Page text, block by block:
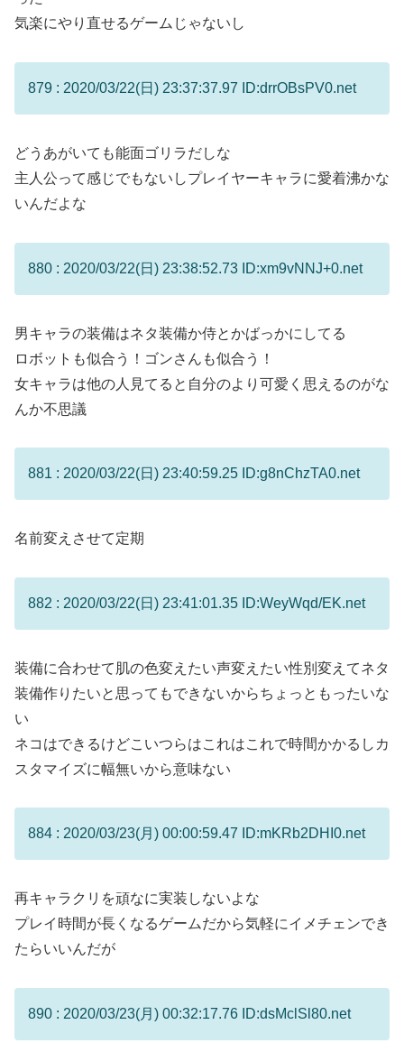
気楽にやり直せるゲームじゃないし
879 : 2020/03/22(日) 23:37:37.97 ID:drrOBsPV0.net
どうあがいても能面ゴリラだしな
主人公って感じでもないしプレイヤーキャラに愛着沸かな
いんだよな
880 : 2020/03/22(日) 23:38:52.73 ID:xm9vNNJ+0.net
男キャラの装備はネタ装備か侍とかばっかにしてる
ロボットも似合う！ゴンさんも似合う！
女キャラは他の人見てると自分のより可愛く思えるのがな
んか不思議
881 : 2020/03/22(日) 23:40:59.25 ID:g8nChzTA0.net
名前変えさせて定期
882 : 2020/03/22(日) 23:41:01.35 ID:WeyWqd/EK.net
装備に合わせて肌の色変えたい声変えたい性別変えてネタ
装備作りたいと思ってもできないからちょっともったいな
い
ネコはできるけどこいつらはこれはこれで時間かかるしカ
スタマイズに幅無いから意味ない
884 : 2020/03/23(月) 00:00:59.47 ID:mKRb2DHI0.net
再キャラクリを頑なに実装しないよな
プレイ時間が長くなるゲームだから気軽にイメチェンでき
たらいいんだが
890 : 2020/03/23(月) 00:32:17.76 ID:dsMclSl80.net